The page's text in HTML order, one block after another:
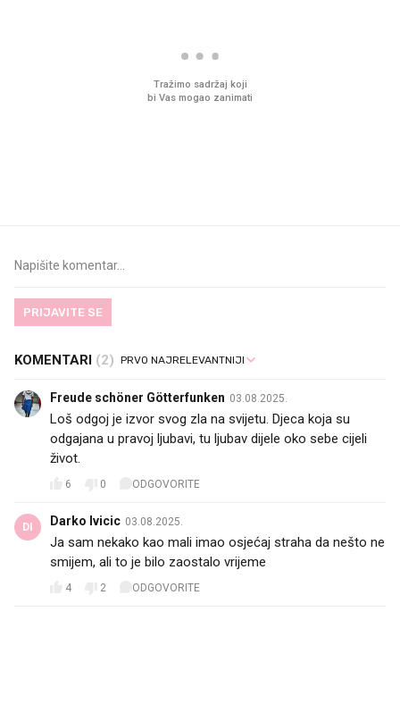
PRIJAVITE SE
KOMENTARI (2)
Freude schöner Götterfunken 03.08.2025.
Loš odgoj je izvor svog zla na svijetu. Djeca koja su
odgajana u pravoj ljubavi, tu ljubav dijele oko sebe cijeli
život.
6 0 ODGOVORITE
DI Darko Ivicic 03.08.2025.
Ja sam nekako kao mali imao osjećaj straha da nešto ne
smijem, ali to je bilo zaostalo vrijeme
4 2 ODGOVORITE